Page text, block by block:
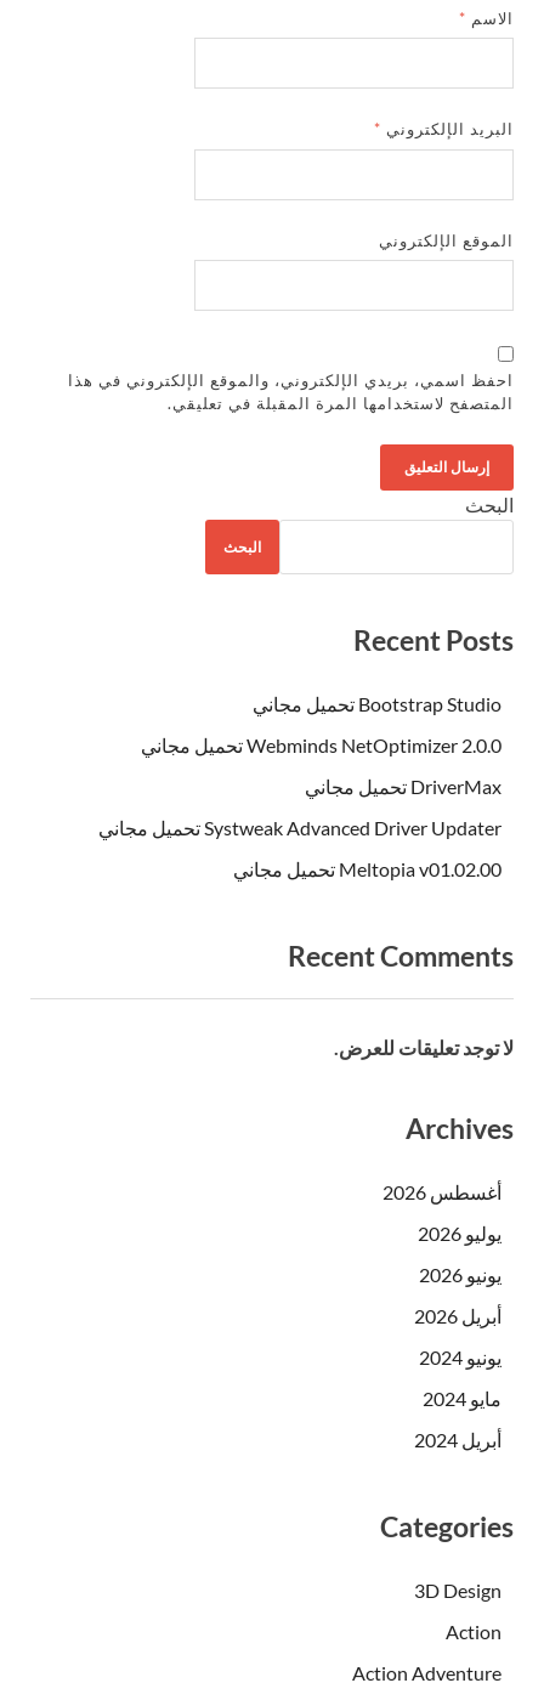
الاسم *
البريد الإلكتروني *
الموقع الإلكتروني
احفظ اسمي، بريدي الإلكتروني، والموقع الإلكتروني في هذا
المتصفح لاستخدامها المرة المقبلة في تعليقي.
البحث
البحث
Recent Posts
Bootstrap Studio تحميل مجاني
Webminds NetOptimizer 2.0.0 تحميل مجاني
DriverMax تحميل مجاني
Systweak Advanced Driver Updater تحميل مجاني
Meltopia v01.02.00 تحميل مجاني
Recent Comments
لا توجد تعليقات للعرض.
Archives
أغسطس 2026
يوليو 2026
يونيو 2026
أبريل 2026
يونيو 2024
مايو 2024
أبريل 2024
Categories
3D Design
Action
Action Adventure